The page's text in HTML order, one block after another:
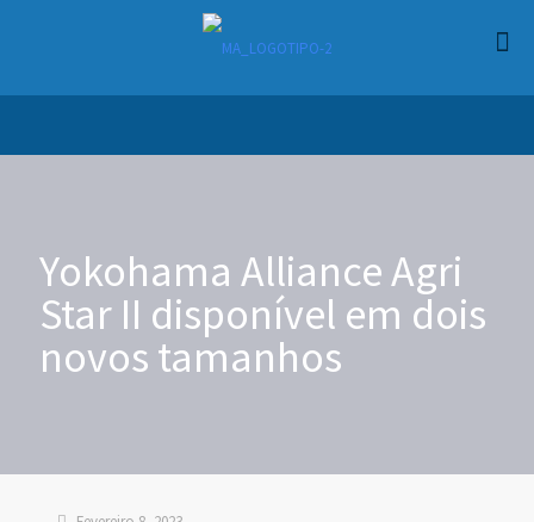
Yokohama Alliance Agri
Star II disponível em dois
novos tamanhos